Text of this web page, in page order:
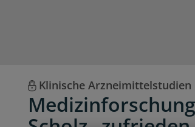
Klinische Arzneimittelstudien